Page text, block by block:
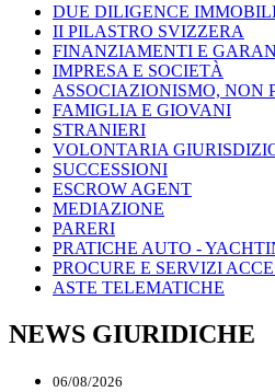
DUE DILIGENCE
II PILASTRO SVIZZERA
FINANZIAMENTI E
IMPRESA E SOCIETÀ
ASSOCIAZIONISMO, NON
FAMIGLIA E GIOVANI
STRANIERI
VOLONTARIA
SUCCESSIONI
ESCROW AGENT
MEDIAZIONE
PARERI
PRATICHE AUTO -
PROCURE E SERVIZI
ASTE TELEMATICHE
NEWS GIURIDICHE
06/08/2026